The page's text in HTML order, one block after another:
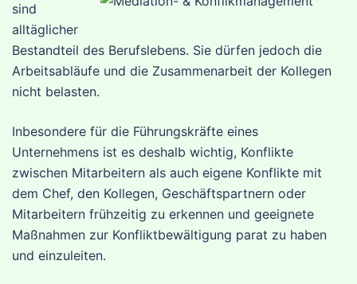
sind
alltäglicher
Bestandteil des Berufslebens. Sie dürfen jedoch die
Arbeitsabläufe und die Zusammenarbeit der Kollegen
nicht belasten.
Inbesondere für die Führungskräfte eines
Unternehmens ist es deshalb wichtig, Konflikte
zwischen Mitarbeitern als auch eigene Konflikte mit
dem Chef, den Kollegen, Geschäftspartnern oder
Mitarbeitern frühzeitig zu erkennen und geeignete
Maßnahmen zur Konfliktbewältigung parat zu haben
und einzuleiten.